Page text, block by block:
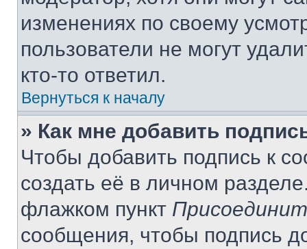
изменениях по своему
пользователи не могут
кто-то ответил.
Вернуться к началу
» Как мне добавить
Чтобы добавить подпись к
создать её в личном
флажком пункт
сообщения, чтобы подпись